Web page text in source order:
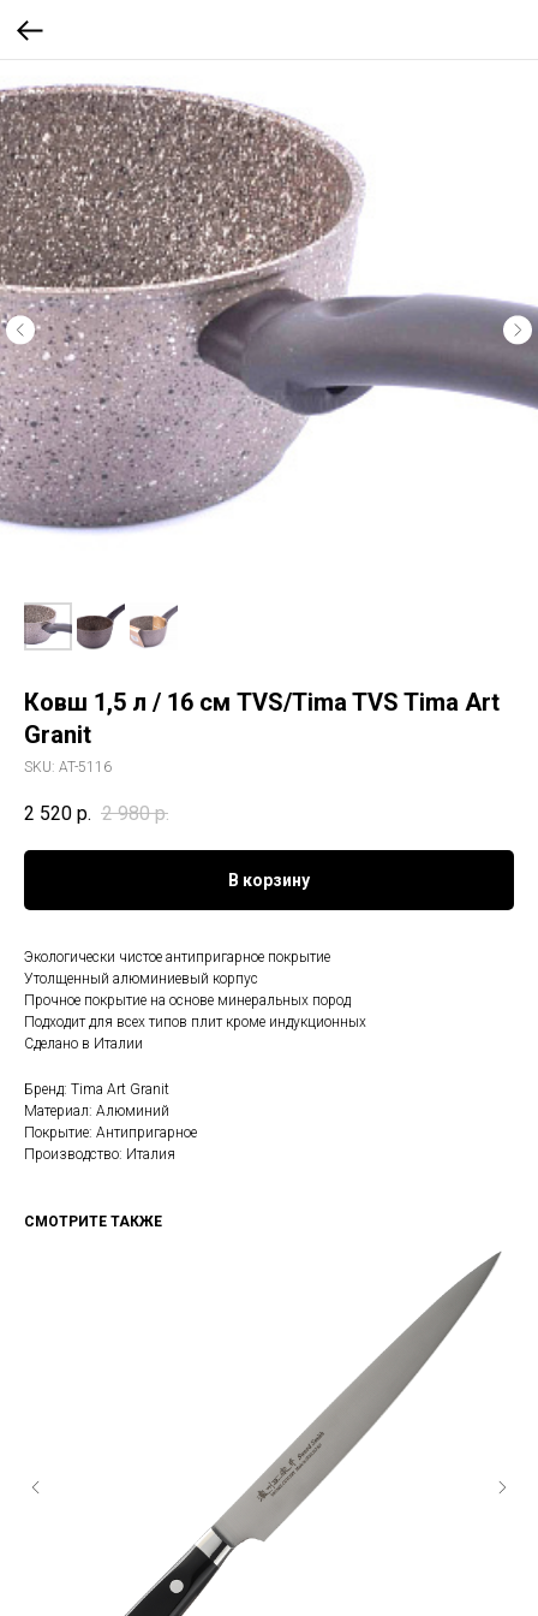
Ковш 1,5 л / 16 см TVS/Tima TVS Tima Art
Granit
SKU: AT-5116
2 520 р. 2 980 р.
В корзину
Экологически чистое антипригарное покрытие
Утолщенный алюминиевый корпус
Прочное покрытие на основе минеральных пород
Подходит для всех типов плит кроме индукционных
Сделано в Италии
Бренд: Tima Art Granit
Материал: Алюминий
Покрытие: Антипригарное
Производство: Италия
СМОТРИТЕ ТАКЖЕ